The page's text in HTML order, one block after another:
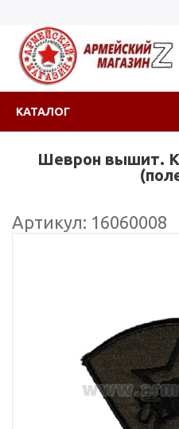
КАТАЛОГ
Шеврон вышит.
Артикул: 16060008